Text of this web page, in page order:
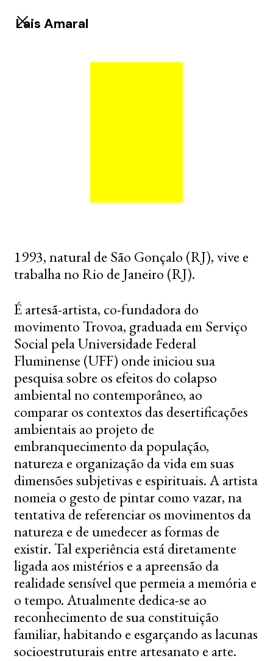
Lais Amaral
1993, natural de São Gonçalo (RJ), vive e
trabalha no Rio de Janeiro (RJ).
É artesã-artista, co-fundadora do
movimento Trovoa, graduada em Serviço
Social pela Universidade Federal
Fluminense (UFF) onde iniciou sua
pesquisa sobre os efeitos do colapso
ambiental no contemporâneo, ao
comparar os contextos das desertificações
ambientais ao projeto de
embranquecimento da população,
natureza e organização da vida em suas
dimensões subjetivas e espirituais. A artista
nomeia o gesto de pintar como vazar, na
tentativa de referenciar os movimentos da
natureza e de umedecer as formas de
existir. Tal experiência está diretamente
ligada aos mistérios e a apreensão da
realidade sensível que permeia a memória e
o tempo. Atualmente dedica-se ao
reconhecimento de sua constituição
familiar, habitando e esgarçando as lacunas
socioestruturais entre artesanato e arte.